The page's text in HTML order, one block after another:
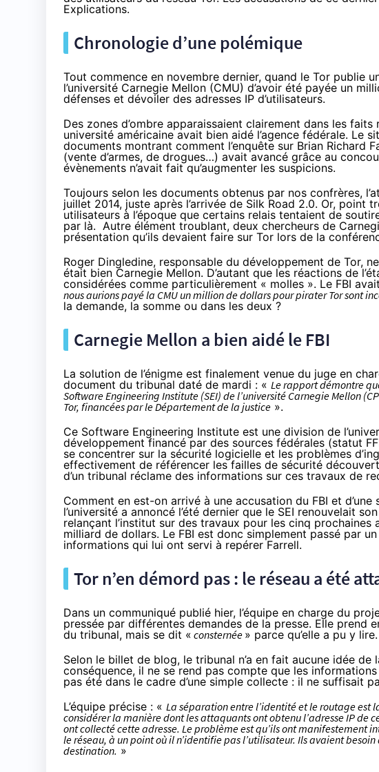
Explications.
Chronologie d’une polémique
Tout commence en novembre dernier, quand le Tor publie
l’université Carnegie Mellon (CMU) d’avoir été payée un
défenses et dévoiler des adresses IP d’utilisateurs.
Des zones d’ombre apparaissaient clairement dans les
université américaine avait bien aidé l’agence fédérale. Le
documents montrant comment l’enquête sur Brian Richard
(vente d’armes, de drogues…) avait avancé grâce au
évènements n’avait fait qu’augmenter les suspicions.
Toujours selon les documents obtenus par nos confrères,
juillet 2014, juste après l’arrivée de Silk Road 2.0. Or, point
utilisateurs à l’époque que certains relais tentaient de
par là. Autre élément troublant, deux chercheurs de
présentation qu’ils devaient faire sur Tor lors de la
Roger Dingledine, responsable du développement de Tor,
était bien Carnegie Mellon. D’autant que les réactions de
considérées comme particulièrement « molles ». Le FBI
nous aurions payé la CMU un million de dollars pour pirater Tor sont
la demande, la somme ou dans les deux ?
Carnegie Mellon a bien aidé le FBI
La solution de l’énigme est finalement venue du juge en
document du tribunal daté de mardi : « Le rapport démontre
Software Engineering Institute (SEI) de l’université Carnegie Mellon
Tor, financées par le Département de la justice ».
Ce Software Engineering Institute est une division de
développement financé par des sources fédérales (statut
se concentrer sur la sécurité logicielle et les problèmes
effectivement de référencer les failles de sécurité
d’un tribunal réclame des informations sur ces travaux de
Comment en est-on arrivé à une accusation du FBI et
l’université a annoncé l’été dernier que le SEI renouvelait
relançant l’institut sur des travaux pour les cinq prochaines
milliard de dollars. Le FBI est donc simplement passé par
informations qui lui ont servi à repérer Farrell.
Tor n’en démord pas : le réseau a été
Dans un communiqué publié hier, l’équipe en charge du
pressée par différentes demandes de la presse. Elle prend
du tribunal, mais se dit « consternée » parce qu’elle a pu y lire.
Selon le billet de blog, le tribunal n’a en fait aucune idée
conséquence, il ne se rend pas compte que les
pas été dans le cadre d’une simple collecte : il ne suffisait
L’équipe précise : « La séparation entre l’identité et le routage
considérer la manière dont les attaquants ont obtenu l’adresse IP de
ont collecté cette adresse. Le problème est qu’ils ont manifestement
le réseau, à un point où il n’identifie pas l’utilisateur. Ils avaient
destination. »